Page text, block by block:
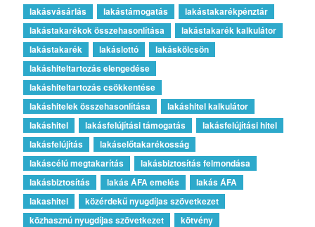
lakásvásárlás lakástámogatás
lakástakarékpénztár
lakástakarékok összehasonlítása
lakástakarék kalkulátor
lakástakarék
lakáslottó
lakáskölcsön
lakáshiteltartozás elengedése
lakáshiteltartozás csökkentése
lakáshitelek összehasonlítása
lakáshitel kalkulátor
lakáshitel
lakásfelújítási támogatás
lakásfelújítási hitel
lakásfelújítás
lakáselőtakarékosság
lakáscélú megtakarítás
lakásbiztosítás felmondása
lakásbiztosítás
lakás ÁFA emelés
lakás ÁFA
lakashitel
közérdekű nyugdíjas szövetkezet
közhasznú nyugdíjas szövetkezet
kötvény